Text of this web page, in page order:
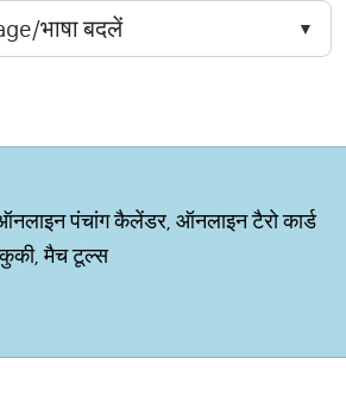
पंचांग कैलेंडर, ऑनलाइन टैरो कार्ड
कुकी, मैच टूल्स